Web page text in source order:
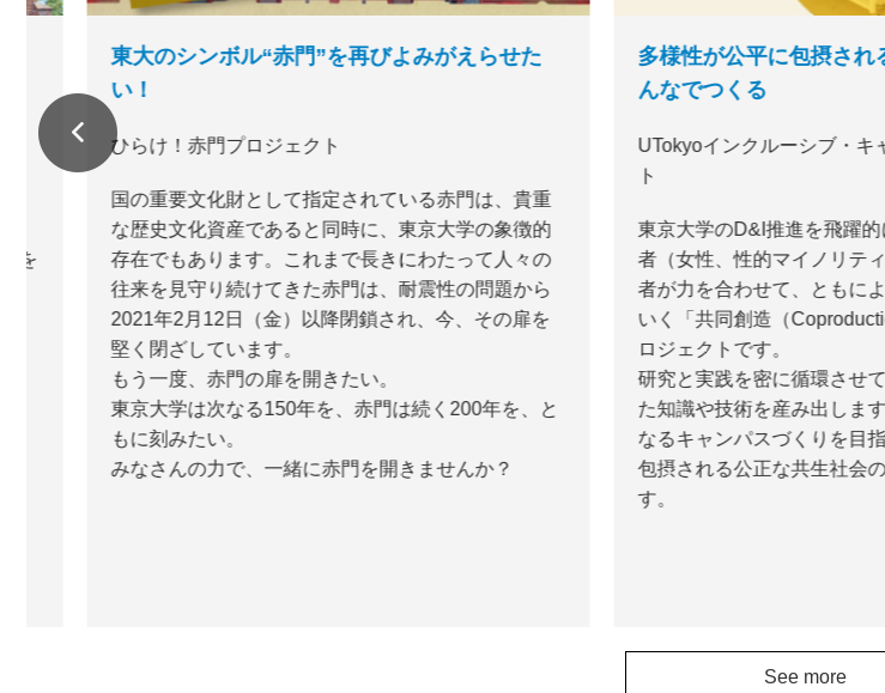
東大のシンボル“赤門”を再びよみがえらせた
い！
ひらけ！赤門プロジェクト
国の重要文化財として指定されている赤門は、貴重
な歴史文化資産であると同時に、東京大学の象徴的
存在でもあります。これまで長きにわたって人々の
往来を見守り続けてきた赤門は、耐震性の問題から
2021年2月12日（金）以降閉鎖され、今、その扉を
堅く閉ざしています。
もう一度、赤門の扉を開きたい。
東京大学は次なる150年を、赤門は続く200年を、と
もに刻みたい。
みなさんの力で、一緒に赤門を開きませんか？
多様性が公平に包摂される東
んなでつくる
UTokyoインクルーシブ・キャンパ
東京大学のD&I推進を飛躍的に推
者（女性、性的マイノリティ、障
者が力を合わせて、ともにより良
いく「共同創造（Coproduction）
ロジェクトです。
研究と実践を密に循環させて、当
た知識や技術を産み出します。世
なるキャンパスづくりを目指し、
包摂される公正な共生社会の実現
す。
See more